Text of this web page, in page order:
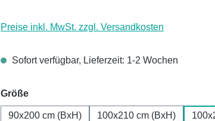
Preise inkl. MwSt. zzgl. Versandkosten
Sofort verfügbar, Lieferzeit: 1-2 Wochen
Größeauswählen
90x200 cm (BxH) 100x210 cm (BxH)